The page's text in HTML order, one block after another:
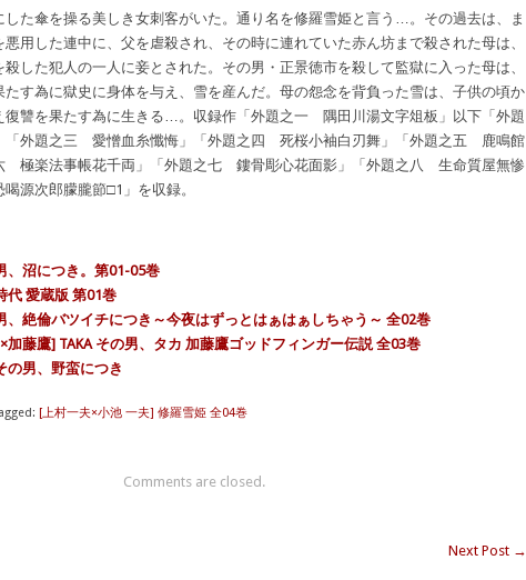
した傘を操る美しき女刺客がいた。通り名を修羅雪姫と言う…。その過去は、ま
用した連中に、父を虐殺され、その時に連れていた赤ん坊まで殺された母は、
した犯人の一人に妾とされた。その男・正景徳市を殺して監獄に入った母は、
す為に獄史に身体を与え、雪を産んだ。母の怨念を背負った雪は、子供の頃か
復讐を果たす為に生きる…。収録作「外題之一 隅田川湯文字俎板」以下「外題
外題之三 愛憎血糸懺悔」「外題之四 死桜小袖白刃舞」「外題之五 鹿鳴館
極楽法事帳花千両」「外題之七 鏤骨彫心花面影」「外題之八 生命質屋無惨
源次郎朦朧節□1」を収録。
、沼につき。第01-05巻
代 愛蔵版 第01巻
、絶倫バツイチにつき～今夜はずっとはぁはぁしちゃう～ 全02巻
加藤鷹] TAKA その男、タカ 加藤鷹ゴッドフィンガー伝説 全03巻
の男、野蛮につき
[上村一夫×小池 一夫] 修羅雪姫 全04巻
Comments are closed.
Next Post →